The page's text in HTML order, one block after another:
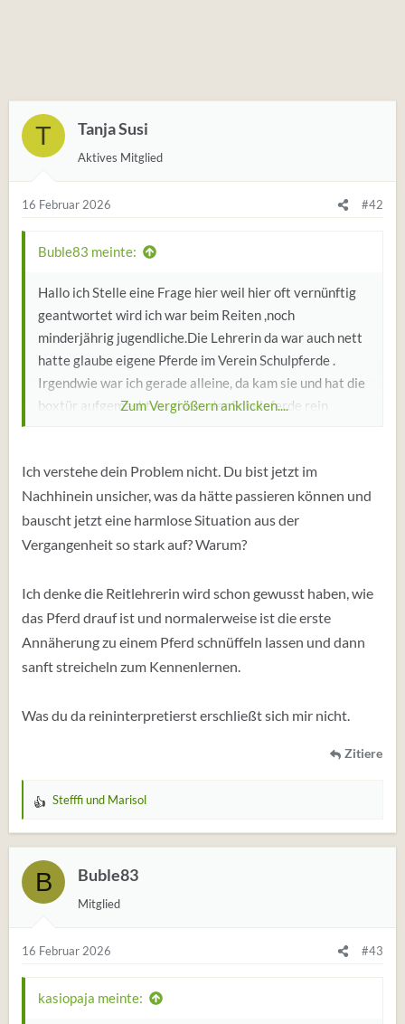
T Tanja Susi
Aktives Mitglied
16 Februar 2026 #42
Buble83 meinte:
Hallo ich Stelle eine Frage hier weil hier oft vernünftig
geantwortet wird ich war beim Reiten ,noch
minderjährig jugendliche.Die Lehrerin da war auch nett
hatte glaube eigene Pferde im Verein Schulpferde .
Irgendwie war ich gerade alleine, da kam sie und hat die
boxtür aufgemacht zu einem der Schulpferde rein
gestellt, gesagt schmuse bisschen dann war sie nicht
jugendliche gingen sonst rein zum Putzen satteln. Hab
zu Anfänger gehört ,Ich habe nicht darüber nachgedacht
ob das gefährlich ist,aber ich weiß das jetzt weil auch
ein braves Pferd in der Box treten kann.Hatte mit meine
unterhalten haben. komisch war nur das das war, wo
es müssen öfters sein ,das sie mich rein schickte .kennt
sich jemand aus, ist das üblich,hat das gleiche erlebt
Zum Vergrößern anklicken....
Ich verstehe dein Problem nicht. Du bist jetzt im
Nachhinein unsicher, was da hätte passieren können und
bauscht jetzt eine harmlose Situation aus der
Vergangenheit so stark auf? Warum?
Ich denke die Reitlehrerin wird schon gewusst haben, wie
das Pferd drauf ist und normalerweise ist die erste
Annäherung zu einem Pferd schnüffeln lassen und dann
sanft streicheln zum Kennenlernen.
Was du da reininterpretierst erschließt sich mir nicht.
Zitiere
W
r
t
u
n
e
n
Stefffiund Marisol
B Buble83
Mitglied
16 Februar 2026 #43
kasiopaja meinte: